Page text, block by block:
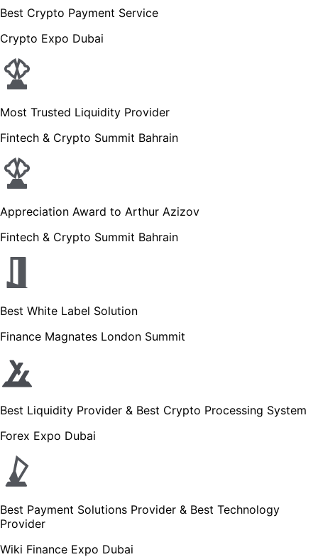
Best Crypto Payment Service
Crypto Expo Dubai
Most Trusted Liquidity Provider
Fintech & Crypto Summit Bahrain
Appreciation Award to Arthur Azizov
Fintech & Crypto Summit Bahrain
Best White Label Solution
Finance Magnates London Summit
Best Liquidity Provider & Best Crypto Processing System
Forex Expo Dubai
Best Payment Solutions Provider & Best Technology
Provider
Wiki Finance Expo Dubai